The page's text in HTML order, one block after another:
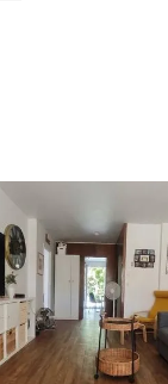
78
pièces
F4 à
000 €